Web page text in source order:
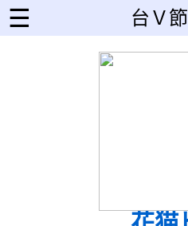
☰ 台Ｖ